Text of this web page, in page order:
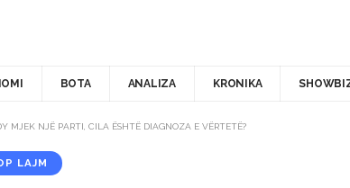
BOTA ANALIZA KRONIKA
MJEK NJË PARTI, CILA ËSHTË DIAGNOZA E VËRTETË?
LAJM